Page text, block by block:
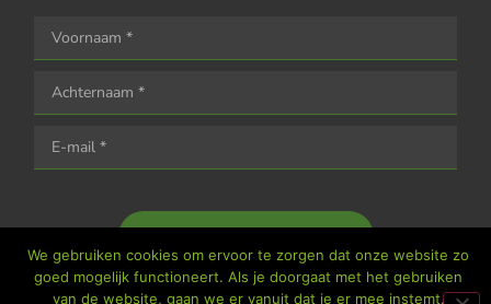
We gebruiken cookies om ervoor te zorgen dat onze website zo
goed mogelijk functioneert. Als je doorgaat met het gebruiken
van de website, gaan we er vanuit dat je er mee instemt.